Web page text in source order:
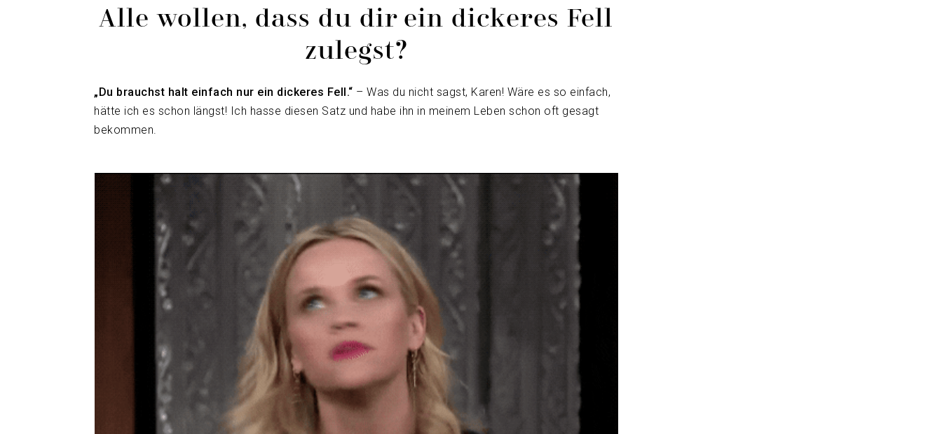
Alle wollen, dass du dir ein dickeres Fell
zulegst?
„Du brauchst halt einfach nur ein dickeres Fell.“ – Was du nicht sagst, Karen! Wäre es so einfach,
hätte ich es schon längst! Ich hasse diesen Satz und habe ihn in meinem Leben schon oft gesagt
bekommen.